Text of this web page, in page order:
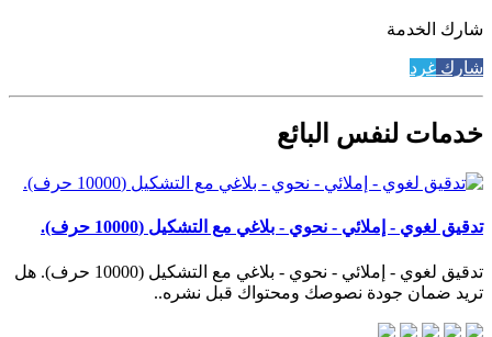
شارك الخدمة
شارك غرد
خدمات لنفس البائع
تدقيق لغوي - إملائي - نحوي - بلاغي مع التشكيل (10000 حرف).
تدقيق لغوي - إملائي - نحوي - بلاغي مع التشكيل (10000 حرف). هل
تريد ضمان جودة نصوصك ومحتواك قبل نشره..